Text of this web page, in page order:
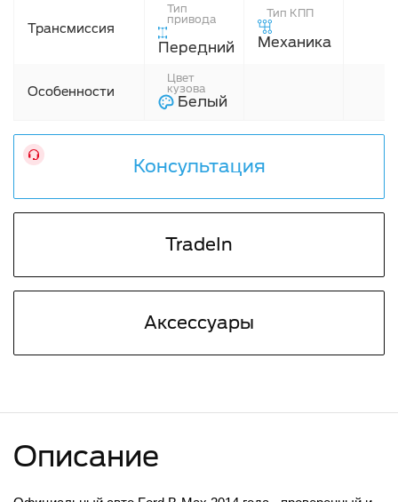
Трансмиссия
Тип
привода
Передний
Тип КПП
Механика
Особенности
Цвет
кузова
Белый
Консультация
TradeIn
Аксессуары
Описание